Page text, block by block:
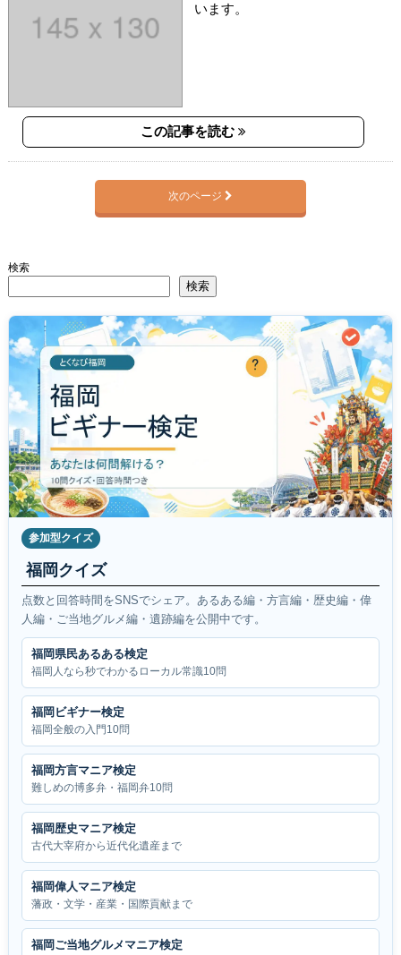
います。
この記事を読む
次のページ
検索
検索
参加型クイズ
福岡クイズ
点数と回答時間をSNSでシェア。あるある編・方言編・歴史編・偉
人編・ご当地グルメ編・遺跡編を公開中です。
福岡県民あるある検定
福岡人なら秒でわかるローカル常識10問
福岡ビギナー検定
福岡全般の入門10問
福岡方言マニア検定
難しめの博多弁・福岡弁10問
福岡歴史マニア検定
古代大宰府から近代化遺産まで
福岡偉人マニア検定
藩政・文学・産業・国際貢献まで
福岡ご当地グルメマニア検定